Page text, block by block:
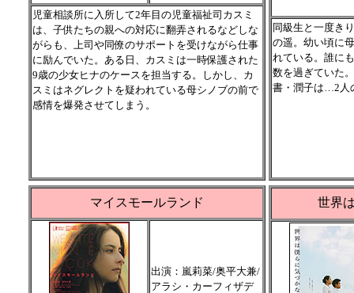
児童相談所に入所して2年目の児童福祉司カスミ
は、子供たちの親への対応に翻弄されるなどしな
がらも、上司や同僚のサポートを受けながら仕事
に励んでいた。ある日、カスミは一時保護された
9歳の少女ヒナのケースを担当する。しかし、カ
スミはネグレクトを疑われている母シノブの前で
感情を爆発させてしまう。
同級生と一度き
の遥。幼い頃に
れている。誰に
数を過ぎていた
書・潤子は…2人
マイスモールランド
出演：嵐莉菜/奥平大兼/
アラシ・カーフィザデ
世界